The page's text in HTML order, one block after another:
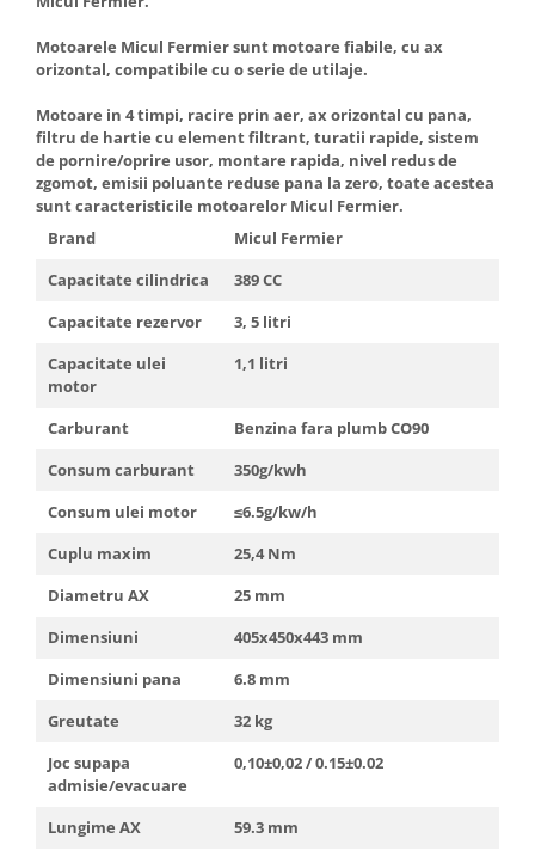
Motoarele Micul Fermier sunt motoare fiabile, cu ax
orizontal, compatibile cu o serie de utilaje.
Motoare in 4 timpi, racire prin aer, ax orizontal cu pana,
filtru de hartie cu element filtrant, turatii rapide, sistem
de pornire/oprire usor, montare rapida, nivel redus de
zgomot, emisii poluante reduse pana la zero, toate acestea
sunt caracteristicile motoarelor Micul Fermier.
Brand
Micul Fermier
Capacitate cilindrica
389 CC
Capacitate rezervor
3, 5 litri
Capacitate ulei
motor
1,1 litri
Carburant
Benzina fara plumb CO90
Consum carburant
350g/kwh
Consum ulei motor
≤6.5g/kw/h
Cuplu maxim
25,4 Nm
Diametru AX
25 mm
Dimensiuni
405x450x443 mm
Dimensiuni pana
6.8 mm
Greutate
32 kg
Joc supapa
admisie/evacuare
0,10±0,02 / 0.15±0.02
Lungime AX
59.3 mm